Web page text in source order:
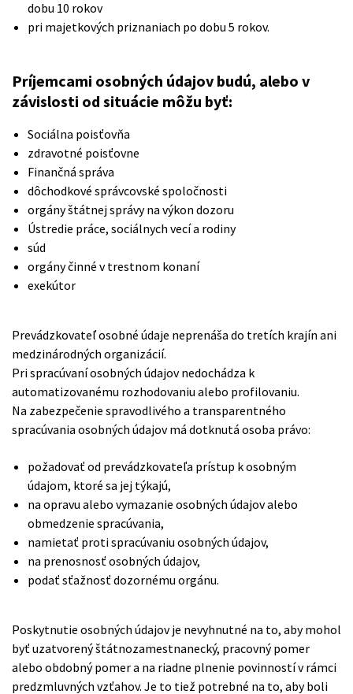
dobu 10 rokov
pri majetkových priznaniach po dobu 5 rokov.
Príjemcami osobných údajov budú, alebo v
závislosti od situácie môžu byť:
Sociálna poisťovňa
zdravotné poisťovne
Finančná správa
dôchodkové správcovské spoločnosti
orgány štátnej správy na výkon dozoru
Ústredie práce, sociálnych vecí a rodiny
súd
orgány činné v trestnom konaní
exekútor
Prevádzkovateľ osobné údaje neprenáša do tretích krajín ani
medzinárodných organizácií.
Pri spracúvaní osobných údajov nedochádza k
automatizovanému rozhodovaniu alebo profilovaniu.
Na zabezpečenie spravodlivého a transparentného
spracúvania osobných údajov má dotknutá osoba právo:
požadovať od prevádzkovateľa prístup k osobným
údajom, ktoré sa jej týkajú,
na opravu alebo vymazanie osobných údajov alebo
obmedzenie spracúvania,
namietať proti spracúvaniu osobných údajov,
na prenosnosť osobných údajov,
podať sťažnosť dozornému orgánu.
Poskytnutie osobných údajov je nevyhnutné na to, aby mohol
byť uzatvorený štátnozamestnanecký, pracovný pomer
alebo obdobný pomer a na riadne plnenie povinností v rámci
predzmluvných vzťahov. Je to tiež potrebné na to, aby boli